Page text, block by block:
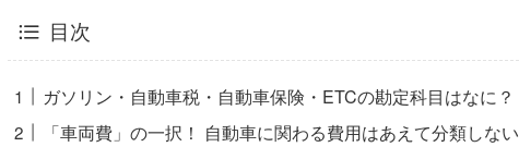
目次
ガソリン・自動車税・自動車保険・ETCの勘定科目はなに？
「車両費」の一択！ 自動車に関わる費用はあえて分類しない